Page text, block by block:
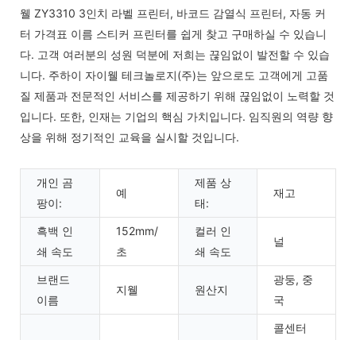
웰 ZY3310 3인치 라벨 프린터, 바코드 감열식 프린터, 자동 커
터 가격표 이름 스티커 프린터를 쉽게 찾고 구매하실 수 있습니
다. 고객 여러분의 성원 덕분에 저희는 끊임없이 발전할 수 있습
니다. 주하이 자이웰 테크놀로지(주)는 앞으로도 고객에게 고품
질 제품과 전문적인 서비스를 제공하기 위해 끊임없이 노력할 것
입니다. 또한, 인재는 기업의 핵심 가치입니다. 임직원의 역량 향
상을 위해 정기적인 교육을 실시할 것입니다.
개인 곰
팡이:
예
제품 상
태:
재고
흑백 인
쇄 속도
152mm/
초
컬러 인
쇄 속도
널
브랜드
이름
지웰 원산지
광둥, 중
국
콜센터